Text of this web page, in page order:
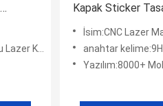
Kesici
Kapak Sticker
Makinası
İsim:CNC Lazer
anahtar kelime:9HD
Yazılım:8000+